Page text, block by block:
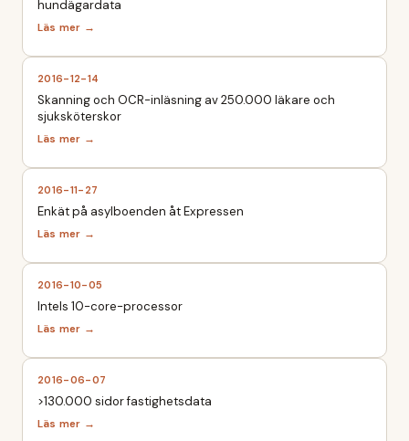
hundägardata
2016-12-14
Skanning och OCR-inläsning av 250.000 läkare och
sjuksköterskor
2016-11-27
Enkät på asylboenden åt Expressen
2016-10-05
Intels 10-core-processor
2016-06-07
>130.000 sidor fastighetsdata